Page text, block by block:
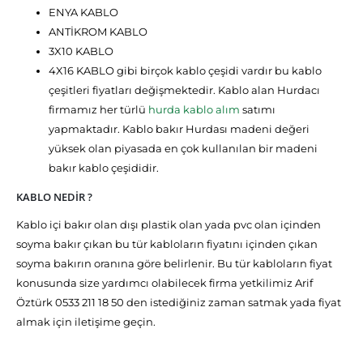
ENYA KABLO
ANTİKROM KABLO
3X10 KABLO
4X16 KABLO gibi birçok kablo çeşidi vardır bu kablo
çeşitleri fiyatları değişmektedir. Kablo alan Hurdacı
firmamız her türlü hurda kablo alım satımı
yapmaktadır. Kablo bakır Hurdası madeni değeri
yüksek olan piyasada en çok kullanılan bir madeni
bakır kablo çeşididir.
KABLO NEDİR ?
Kablo içi bakır olan dışı plastik olan yada pvc olan içinden
soyma bakır çıkan bu tür kabloların fiyatını içinden çıkan
soyma bakırın oranına göre belirlenir. Bu tür kabloların fiyat
konusunda size yardımcı olabilecek firma yetkilimiz Arif
Öztürk 0533 211 18 50 den istediğiniz zaman satmak yada fiyat
almak için iletişime geçin.